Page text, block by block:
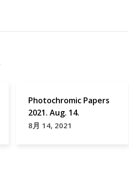
Photochromic Papers
2021. Aug. 14.
8月 14, 2021